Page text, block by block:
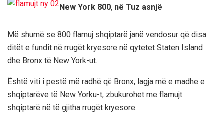
New York 800, në Tuz asnjë
Më shumë se 800 flamuj shqiptarë janë vendosur që disa
ditët e fundit në rrugët kryesore në qytetet Staten Island
dhe Bronx të New York-ut.
Është viti i pestë më radhë që Bronx, lagja më e madhe e
shqiptarëve të New Yorku-t, zbukurohet me flamujt
shqiptarë në të gjitha rrugët kryesore.